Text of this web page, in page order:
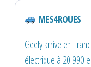
MES4ROUES
Geely arrive en
électrique à 20 990